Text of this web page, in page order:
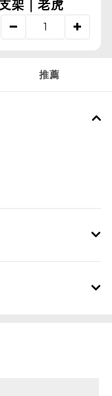
架｜老虎
推薦